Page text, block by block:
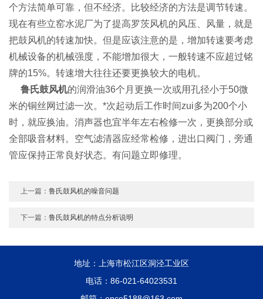
个方法简单可靠，但不经济。比较经济的方法是调节转速。
现在有些立窑水泥厂为了提高罗茨风机的风压、风量，就是
把鼓风机的转速加快。但是应该注意的是，增加转速要考虑
机械设备的机械强度，不能增加很大，一般转速不应超过铭
牌的15%。转速增大往往还要更换较大的电机。
鲁氏鼓风机的润滑油36个月更换一次或用孔径小于50微
米的铜丝网过滤一次。*次起动后工作时间zui多为200个小
时，就应换油。消声器也宜半年左右检修一次，更换部分或
全部吸音材料。空气滤清器应经常检修，进出口阀门，旁通
管应保持正常良好状态。有问题立即修理。
上一篇：鲁氏鼓风机的噪音问题
下一篇：鲁氏鼓风机的特点分析说明
地址：上海市松江区洞泾工业区
电话：86-021-64023531